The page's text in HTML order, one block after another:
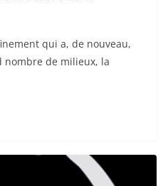
qui a, de nouveau,
de milieux, la